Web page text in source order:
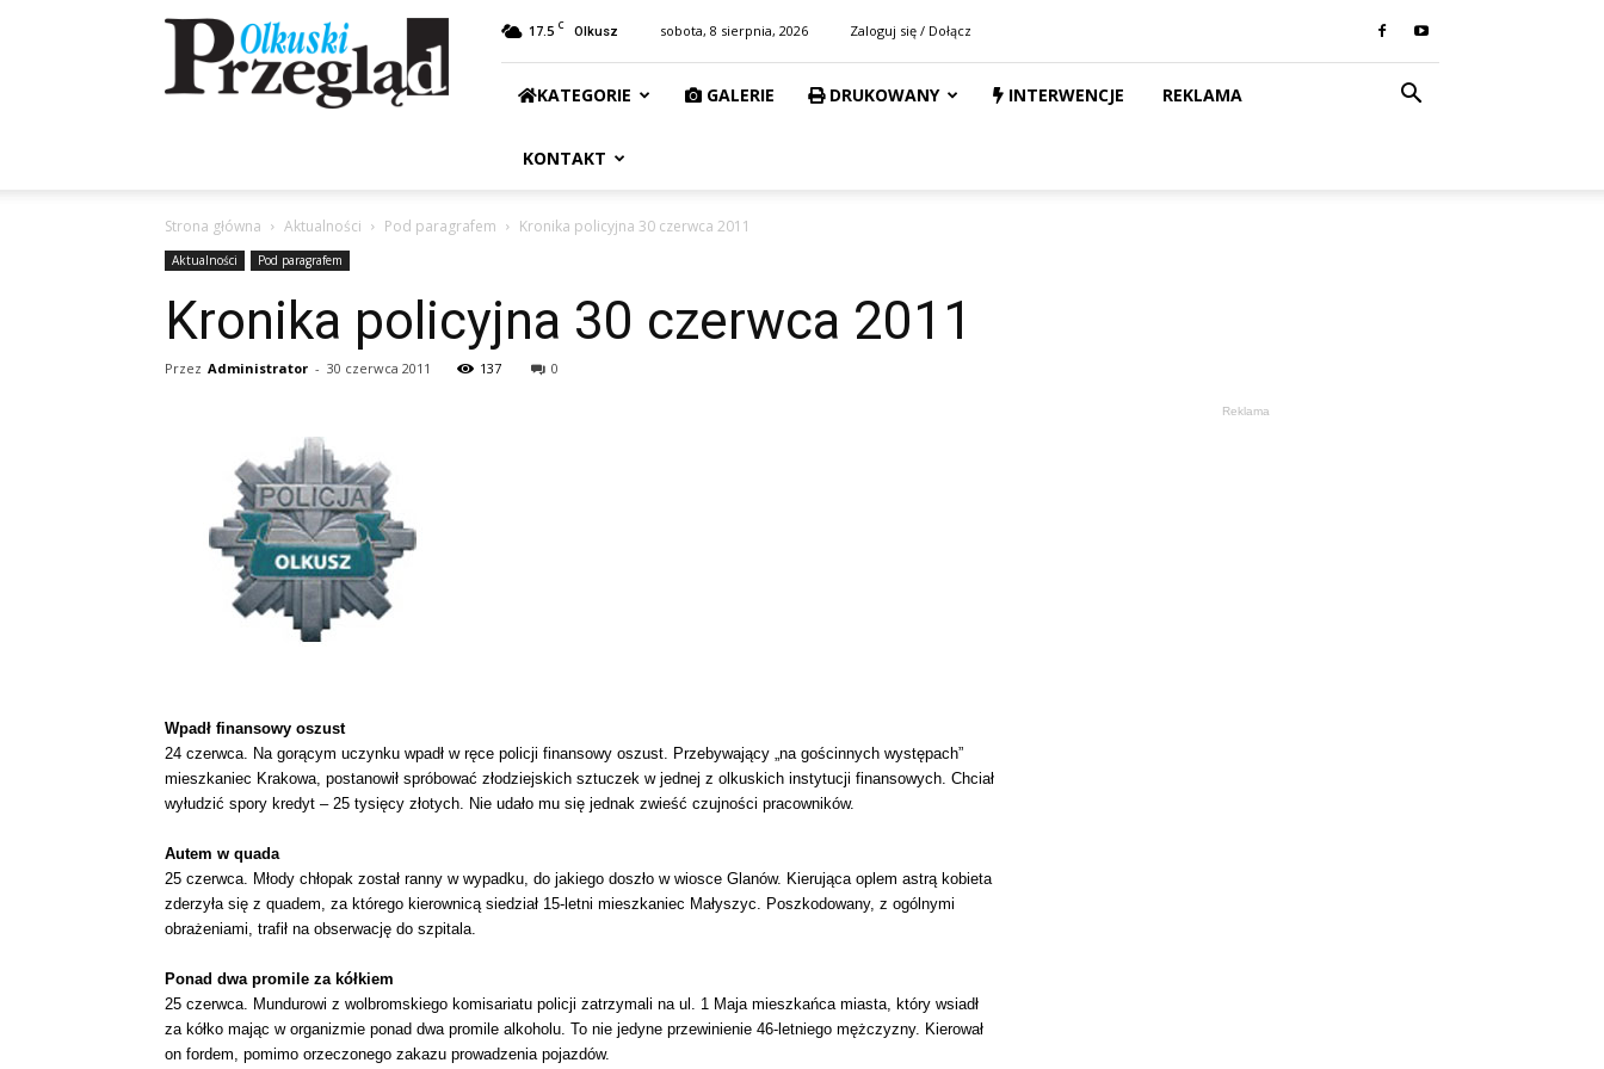
Przegląd
Olkuski
17.5 C Olkusz sobota, 8 sierpnia, 2026 Zaloguj się / Dołącz
KATEGORIE GALERIE DRUKOWANY INTERWENCJE REKLAMA
KONTAKT
Strona główna Aktualności Pod paragrafem Kronika policyjna 30 czerwca 2011
Aktualności Pod paragrafem
Kronika policyjna 30 czerwca 2011
Przez Administrator - 30 czerwca 2011 137 0
Wpadł finansowy oszust
24 czerwca. Na gorącym uczynku wpadł w ręce policji finansowy oszust. Przebywający „na gościnnych występach”
mieszkaniec Krakowa, postanowił spróbować złodziejskich sztuczek w jednej z olkuskich instytucji finansowych. Chciał
wyłudzić spory kredyt – 25 tysięcy złotych. Nie udało mu się jednak zwieść czujności pracowników.
Autem w quada
25 czerwca. Młody chłopak został ranny w wypadku, do jakiego doszło w wiosce Glanów. Kierująca oplem astrą kobieta
zderzyła się z quadem, za którego kierownicą siedział 15-letni mieszkaniec Małyszyc. Poszkodowany, z ogólnymi
obrażeniami, trafił na obserwację do szpitala.
Ponad dwa promile za kółkiem
25 czerwca. Mundurowi z wolbromskiego komisariatu policji zatrzymali na ul. 1 Maja mieszkańca miasta, który wsiadł
za kółko mając w organizmie ponad dwa promile alkoholu. To nie jedyne przewinienie 46-letniego mężczyzny. Kierował
on fordem, pomimo orzeczonego zakazu prowadzenia pojazdów.
Reklama